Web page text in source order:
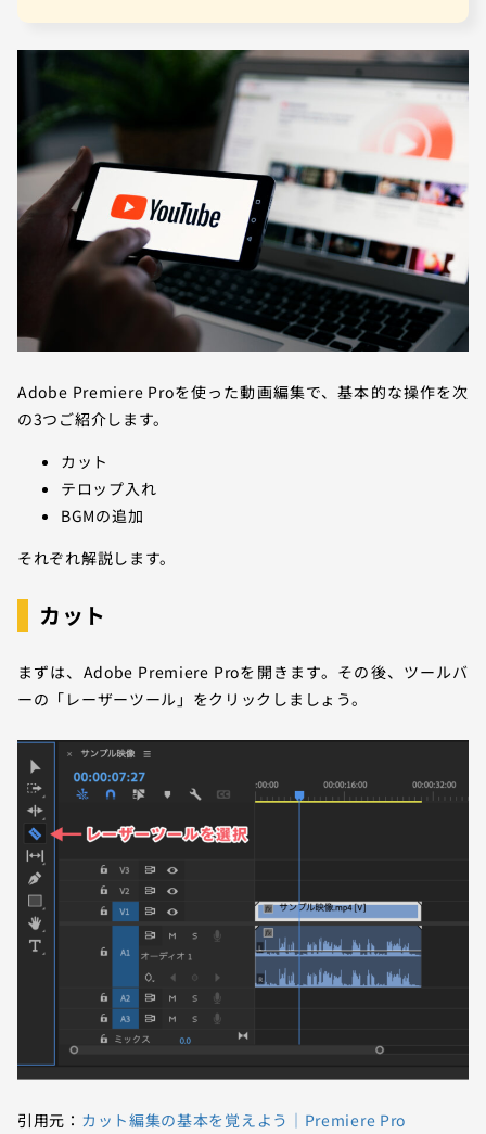
Adobe Premiere Proを使った動画編集で、基本的な操作を次
の3つご紹介します。
カット
テロップ入れ
BGMの追加
それぞれ解説します。
カット
まずは、Adobe Premiere Proを開きます。その後、ツールバ
ーの「レーザーツール」をクリックしましょう。
引用元： カット編集の基本を覚えよう｜Premiere Pro